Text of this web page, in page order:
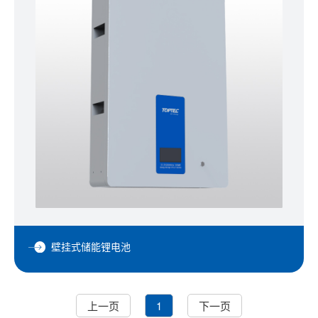
壁挂式储能锂电池
上一页 1 下一页